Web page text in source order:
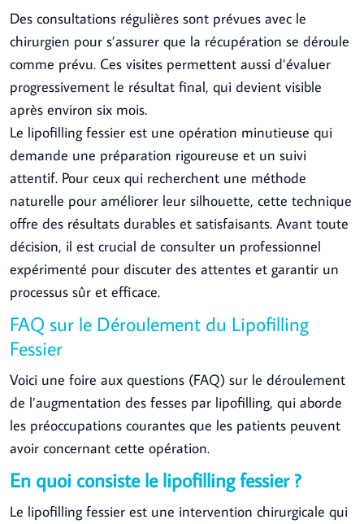
Des consultations régulières sont prévues avec le
chirurgien pour s’assurer que la récupération se déroule
comme prévu. Ces visites permettent aussi d’évaluer
progressivement le résultat final, qui devient visible
après environ six mois.
Le lipofilling fessier est une opération minutieuse qui
demande une préparation rigoureuse et un suivi
attentif. Pour ceux qui recherchent une méthode
naturelle pour améliorer leur silhouette, cette technique
offre des résultats durables et satisfaisants. Avant toute
décision, il est crucial de consulter un professionnel
expérimenté pour discuter des attentes et garantir un
processus sûr et efficace.
FAQ sur le Déroulement du Lipofilling
Fessier
Voici une foire aux questions (FAQ) sur le déroulement
de l’augmentation des fesses par lipofilling, qui aborde
les préoccupations courantes que les patients peuvent
avoir concernant cette opération.
En quoi consiste le lipofilling fessier ?
Le lipofilling fessier est une intervention chirurgicale qui